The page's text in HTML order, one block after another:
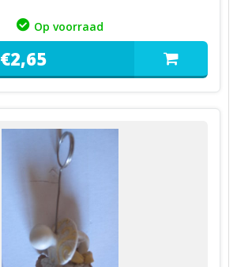
Op voorraad
€2,65